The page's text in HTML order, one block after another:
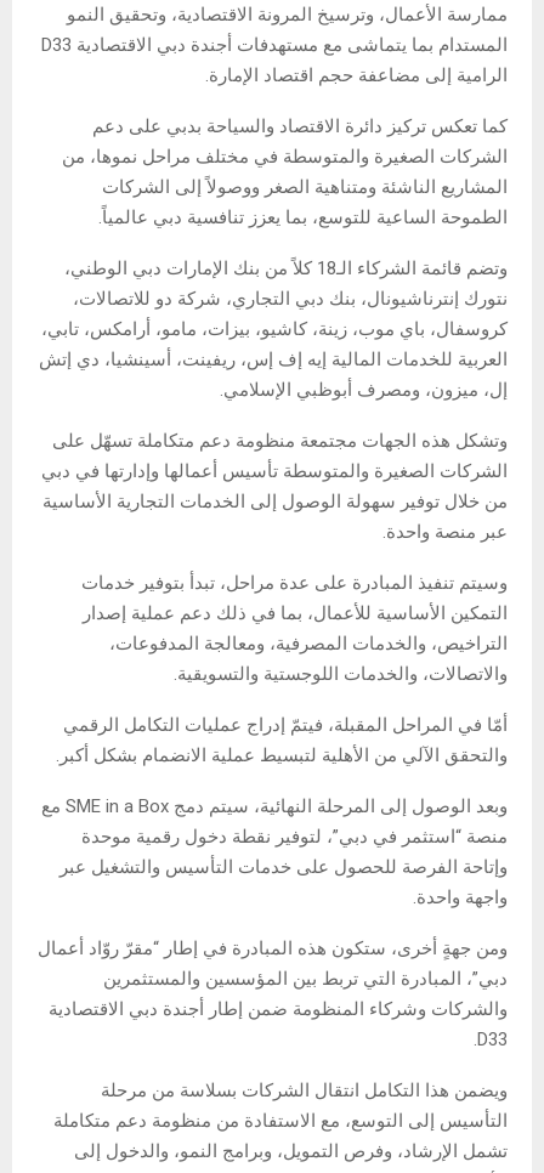
ممارسة الأعمال، وترسيخ المرونة الاقتصادية، وتحقيق النمو
المستدام بما يتماشى مع مستهدفات أجندة دبي الاقتصادية D33
الرامية إلى مضاعفة حجم اقتصاد الإمارة.
كما تعكس تركيز دائرة الاقتصاد والسياحة بدبي على دعم
الشركات الصغيرة والمتوسطة في مختلف مراحل نموها، من
المشاريع الناشئة ومتناهية الصغر ووصولاً إلى الشركات
الطموحة الساعية للتوسع، بما يعزز تنافسية دبي عالمياً.
وتضم قائمة الشركاء الـ18 كلاً من بنك الإمارات دبي الوطني،
نتورك إنترناشيونال، بنك دبي التجاري، شركة دو للاتصالات،
كروسفال، باي موب، زينة، كاشيو، بيزات، مامو، أرامكس، تابي،
العربية للخدمات المالية إيه إف إس، ريفينت، أسينشيا، دي إتش
إل، ميزون، ومصرف أبوظبي الإسلامي.
وتشكل هذه الجهات مجتمعة منظومة دعم متكاملة تسهّل على
الشركات الصغيرة والمتوسطة تأسيس أعمالها وإدارتها في دبي
من خلال توفير سهولة الوصول إلى الخدمات التجارية الأساسية
عبر منصة واحدة.
وسيتم تنفيذ المبادرة على عدة مراحل، تبدأ بتوفير خدمات
التمكين الأساسية للأعمال، بما في ذلك دعم عملية إصدار
التراخيص، والخدمات المصرفية، ومعالجة المدفوعات،
والاتصالات، والخدمات اللوجستية والتسويقية.
أمّا في المراحل المقبلة، فيتمّ إدراج عمليات التكامل الرقمي
والتحقق الآلي من الأهلية لتبسيط عملية الانضمام بشكل أكبر.
وبعد الوصول إلى المرحلة النهائية، سيتم دمج SME in a Box مع
منصة “استثمر في دبي”، لتوفير نقطة دخول رقمية موحدة
وإتاحة الفرصة للحصول على خدمات التأسيس والتشغيل عبر
واجهة واحدة.
ومن جهةٍ أخرى، ستكون هذه المبادرة في إطار “مقرّ روّاد أعمال
دبي”، المبادرة التي تربط بين المؤسسين والمستثمرين
والشركات وشركاء المنظومة ضمن إطار أجندة دبي الاقتصادية
D33.
ويضمن هذا التكامل انتقال الشركات بسلاسة من مرحلة
التأسيس إلى التوسع، مع الاستفادة من منظومة دعم متكاملة
تشمل الإرشاد، وفرص التمويل، وبرامج النمو، والدخول إلى